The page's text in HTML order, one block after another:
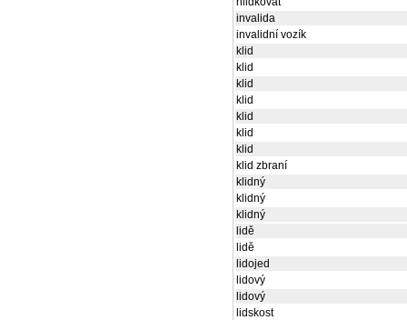
invalida
invalidní vozík
klid
klid
klid
klid
klid
klid
klid
klid zbraní
klidný
klidný
klidný
lidě
lidě
lidojed
lidový
lidový
lidskost